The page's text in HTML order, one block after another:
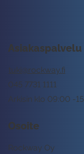
Asiakaspalvelu
tuki@rockway.fi
Arkisin klo 09:00 -
045 7731 1111
Osoite
Rockway Oy